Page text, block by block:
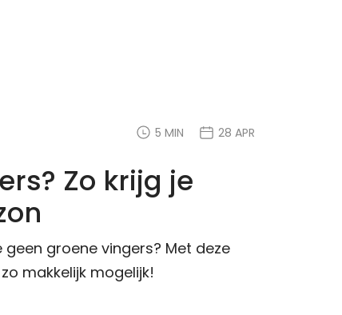
5 MIN 28 APR
Zo krijg je
groene vingers? Met deze
makkelijk mogelijk!